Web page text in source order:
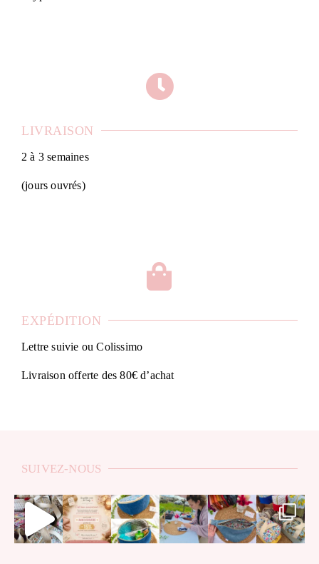
LIVRAISON
2 à 3 semaines
(jours ouvrés)
EXPÉDITION
Lettre suivie ou Colissimo
Livraison offerte des 80€ d’achat
SUIVEZ-NOUS